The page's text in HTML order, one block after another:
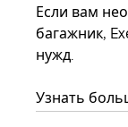
Если вам
багажник,
нужд.
Узнать